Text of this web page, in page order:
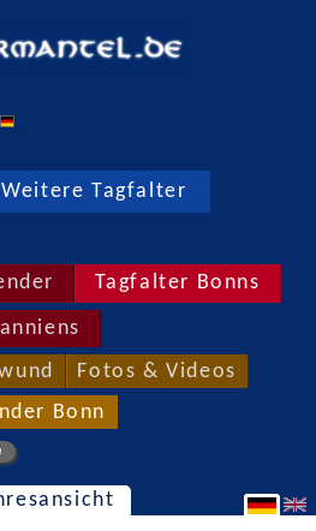
Weitere Tagfalter
Tagfalter Bonns
Fotos & Videos
Bonn